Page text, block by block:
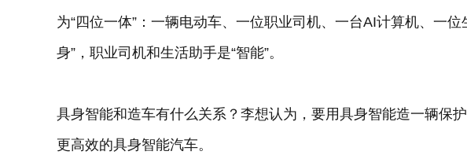
为“四位一体”：一辆电动车、一位职业司机、一台AI计算机、一
身”，职业司机和生活助手是“智能”。
具身智能和造车有什么关系？李想认为，要用具身智能造一辆保
更高效的具身智能汽车。